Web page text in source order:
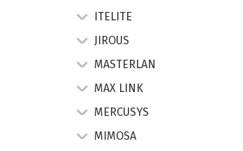
ITELITE
JIROUS
MASTERLAN
MAX LINK
MERCUSYS
MIMOSA